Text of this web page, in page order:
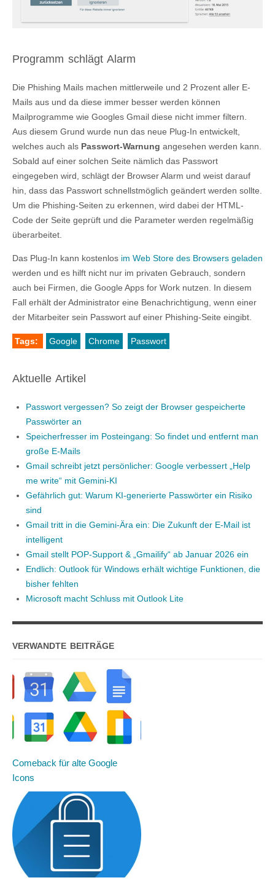
Programm schlägt Alarm
Die Phishing Mails machen mittlerweile und 2 Prozent aller E-
Mails aus und da diese immer besser werden können
Mailprogramme wie Googles Gmail diese nicht immer filtern.
Aus diesem Grund wurde nun das neue Plug-In entwickelt,
welches auch als Passwort-Warnung angesehen werden kann.
Sobald auf einer solchen Seite nämlich das Passwort
eingegeben wird, schlägt der Browser Alarm und weist darauf
hin, dass das Passwort schnellstmöglich geändert werden sollte.
Um die Phishing-Seiten zu erkennen, wird dabei der HTML-
Code der Seite geprüft und die Parameter werden regelmäßig
überarbeitet.
Das Plug-In kann kostenlos im Web Store des Browsers geladen
werden und es hilft nicht nur im privaten Gebrauch, sondern
auch bei Firmen, die Google Apps for Work nutzen. In diesem
Fall erhält der Administrator eine Benachrichtigung, wenn einer
der Mitarbeiter sein Passwort auf einer Phishing-Seite eingibt.
Tags: Google Chrome Passwort
Aktuelle Artikel
Passwort vergessen? So zeigt der Browser gespeicherte
Passwörter an
Speicherfresser im Posteingang: So findet und entfernt man
große E-Mails
Gmail schreibt jetzt persönlicher: Google verbessert „Help
me write“ mit Gemini-KI
Gefährlich gut: Warum KI-generierte Passwörter ein Risiko
sind
Gmail tritt in die Gemini-Ära ein: Die Zukunft der E-Mail ist
intelligent
Gmail stellt POP-Support & „Gmailify“ ab Januar 2026 ein
Endlich: Outlook für Windows erhält wichtige Funktionen, die
bisher fehlten
Microsoft macht Schluss mit Outlook Lite
VERWANDTE BEITRÄGE
Comeback für alte Google
Icons